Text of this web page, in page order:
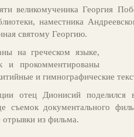
великомученика Георгия
наместника
святому Георгию.
на греческом языке,
и прокомментированы
и гимнографические
отец Дионисий
съемок документального
отрывки из фильма.